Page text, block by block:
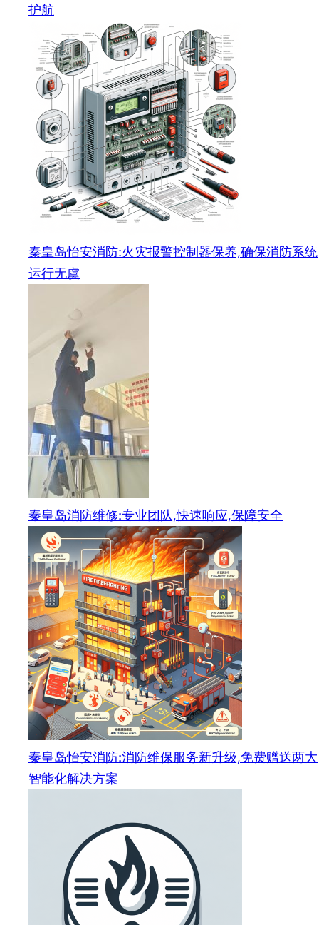
护航
秦皇岛怡安消防:火灾报警控制器保养,确保消防系统
运行无虞
秦皇岛消防维修:专业团队,快速响应,保障安全
秦皇岛怡安消防:消防维保服务新升级,免费赠送两大
智能化解决方案